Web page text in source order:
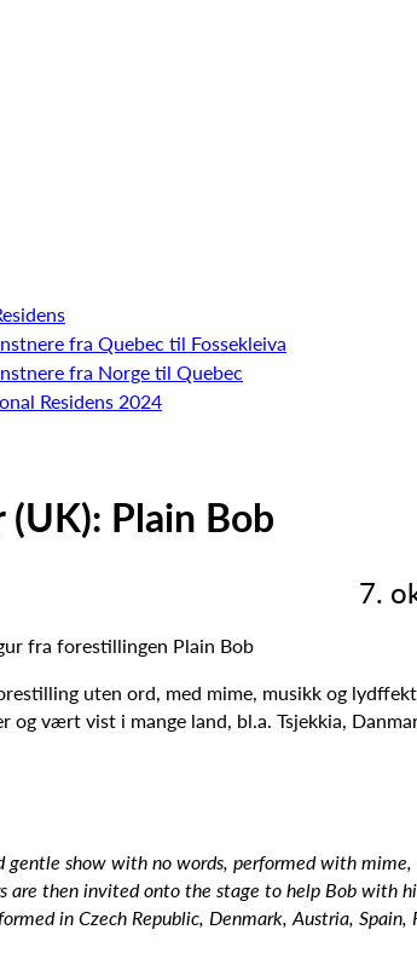
fra Quebec til Fossekleiva
fra Norge til Quebec
Residens 2024
Plain Bob
7.
uten ord, med mime, musikk og
og vært vist i mange land, bl.a. Tsjekkia,
gentle show with no words, performed with
are then invited onto the stage to help Bob with
in Czech Republic, Denmark, Austria,